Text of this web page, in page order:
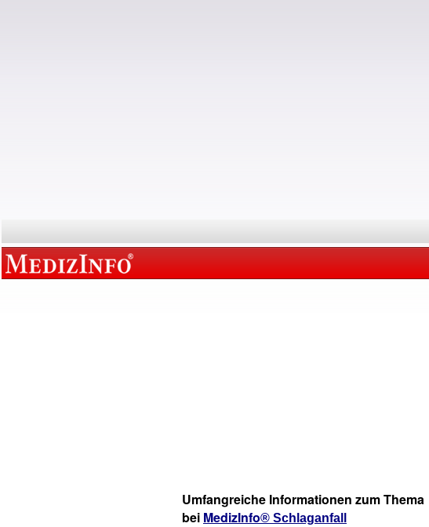
Umfangreiche Informationen zum Thema
bei MedizInfo® Schlaganfall